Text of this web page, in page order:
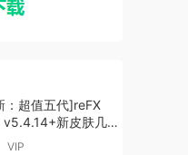
：超值五代]reFX
新皮肤几十
套扩展+教程
VIP